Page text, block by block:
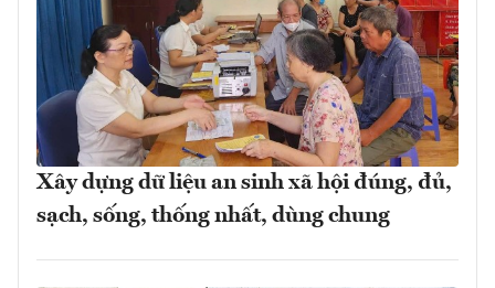
Xây dựng dữ liệu an sinh xã hội đúng, đủ,
sạch, sống, thống nhất, dùng chung